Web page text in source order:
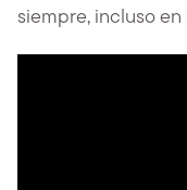
siempre, incluso